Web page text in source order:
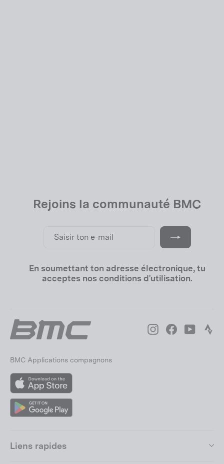
Rejoins la communauté BMC
En soumettant ton adresse électronique, tu
acceptes nos conditions d'utilisation.
InstagramFacebookYouTube
BMC Applications compagnons
App
Play
Liens rapides